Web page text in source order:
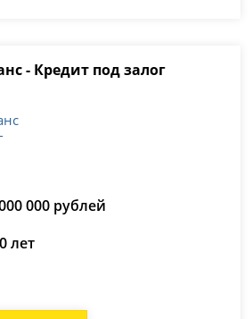
- Кредит под залог
000 рублей
лет